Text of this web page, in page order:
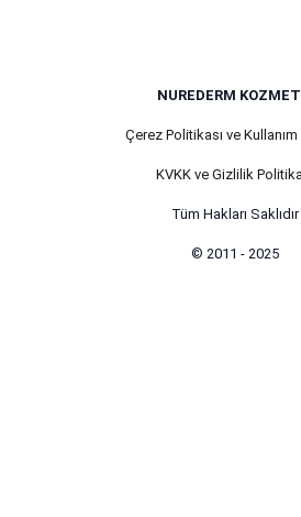
NUREDERM
Çerez Politikası ve Kullanım
KVKK ve Gizlilik
Tüm Hakları Saklıdır
© 2011 - 2025